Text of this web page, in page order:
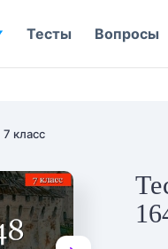
7 класс
Тесты Вопросы